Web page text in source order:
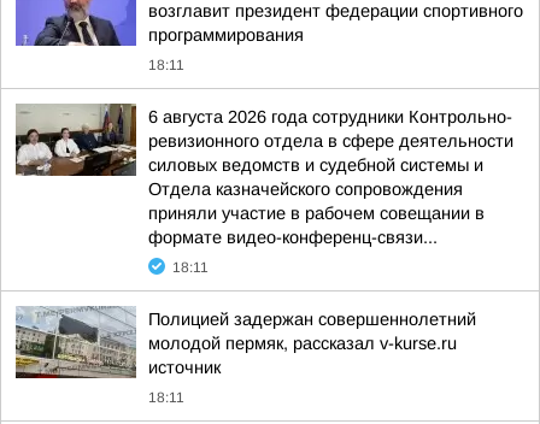
возглавит президент федерации спортивного
программирования
18:11
6 августа 2026 года сотрудники Контрольно-
ревизионного отдела в сфере деятельности
силовых ведомств и судебной системы и
Отдела казначейского сопровождения
приняли участие в рабочем совещании в
формате видео-конференц-связи...
18:11
Полицией задержан совершеннолетний
молодой пермяк, рассказал v-kurse.ru
источник
18:11